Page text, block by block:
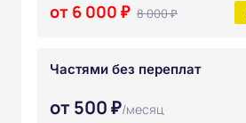
от 6 000 ₽ 8 000 ₽
Частями без переплат
от 500 ₽/месяц